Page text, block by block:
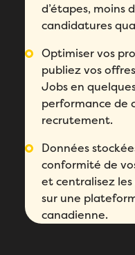
d’étapes, moins
candidatures
Optimiser vos
publiez vos
Jobs en
performance de
recrutement.
Données
conformité de
et centralisez
sur une
canadienne.
Remplissez
votre démo
Email *